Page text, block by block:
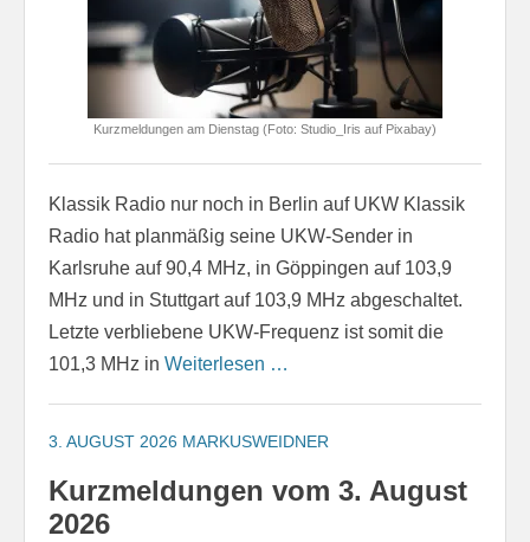
Kurzmeldungen am Dienstag (Foto: Studio_Iris auf Pixabay)
Klassik Radio nur noch in Berlin auf UKW Klassik
Radio hat planmäßig seine UKW-Sender in
Karlsruhe auf 90,4 MHz, in Göppingen auf 103,9
MHz und in Stuttgart auf 103,9 MHz abgeschaltet.
Letzte verbliebene UKW-Frequenz ist somit die
101,3 MHz in Weiterlesen …
3. AUGUST 2026 MARKUSWEIDNER
Kurzmeldungen vom 3. August
2026